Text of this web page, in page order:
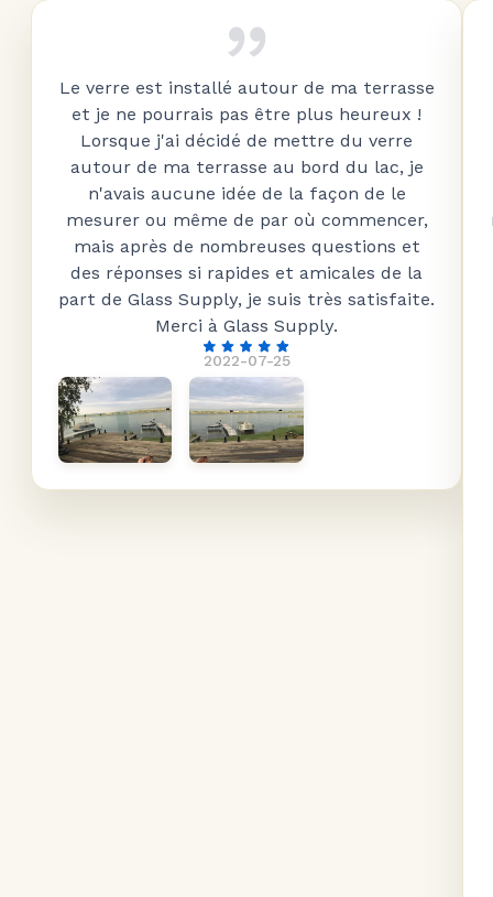
2022-07-25
Le verre est installé autour de ma terrasse
et je ne pourrais pas être plus heureux !
Lorsque j'ai décidé de mettre du verre
autour de ma terrasse au bord du lac, je
n'avais aucune idée de la façon de le
mesurer ou même de par où commencer,
mais après de nombreuses questions et
des réponses si rapides et amicales de la
part de Glass Supply, je suis très satisfaite.
Merci à Glass Supply.